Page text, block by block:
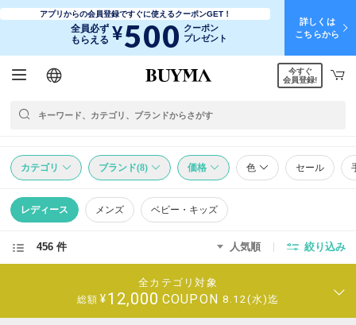
アプリからの会員登録ですぐに使えるクーポンGET！
全員必ず
もらえる ¥500 クーポン
プレゼント
詳しくは
こちらから
日本語
English
简体中文
繁體中文
今すぐ
会員登録!
カテゴリ ブランド(8) 価格 色 セール
レディース メンズ ベビー・キッズ
456 件 人気順 絞り込み
全カテゴリ対象
総額 ¥12,000 COUPON 8.12(水)迄